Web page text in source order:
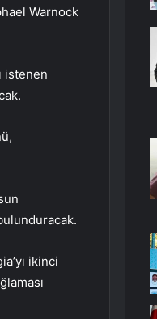
Warnock
istenen
ikinci